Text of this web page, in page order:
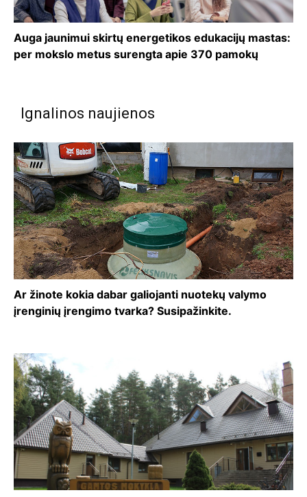
Auga jaunimui skirtų energetikos edukacijų mastas:
per mokslo metus surengta apie 370 pamokų
Ignalinos naujienos
Ar žinote kokia dabar galiojanti nuotekų valymo
įrenginių įrengimo tvarka? Susipažinkite.